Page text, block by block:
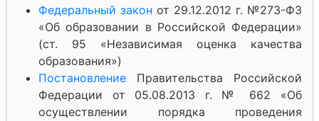
Федеральный закон от 29.12.2012 г. №273-ФЗ
«Об образовании в Российской Федерации»
(ст. 95 «Независимая оценка качества
образования»)
Постановление Правительства Российской
Федерации от 05.08.2013 г. № 662 «Об
осуществлении порядка проведения